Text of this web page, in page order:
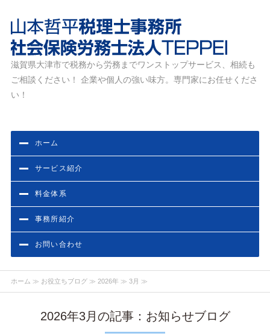
滋賀県大津市の税務・労務相談なら山本哲平税理士事務
所・社会保険労務士法人TEPPEI
滋賀県大津市で税務から労務までワンストップサービス、相続も
ご相談ください！ 企業や個人の強い味方。専門家にお任せくださ
い！
ホーム
サービス紹介
料金体系
事務所紹介
お問い合わせ
ホーム ≫ お役立ちブログ≫ 2026年 ≫ 3月 ≫
2026年3月の記事：お知らせブログ